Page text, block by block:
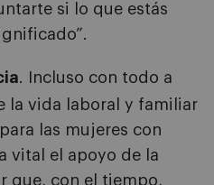
si lo que estás
. Incluso con todo a
la vida laboral y familiar
las mujeres con
vital el apoyo de la
que, con el tiempo,